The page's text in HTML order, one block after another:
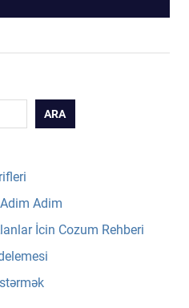
ARA
Adim
İcin Cozum Rehberi